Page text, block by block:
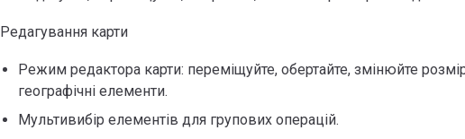
Редагування карти
Режим редактора карти: переміщуйте, обертайте, змінюйте
географічні елементи.
Мультивибір елементів для групових операцій.